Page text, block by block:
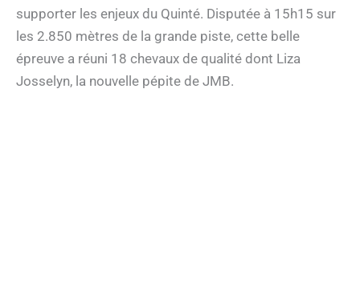
supporter les enjeux du Quinté. Disputée à 15h15 sur
les 2.850 mètres de la grande piste, cette belle
épreuve a réuni 18 chevaux de qualité dont Liza
Josselyn, la nouvelle pépite de JMB.